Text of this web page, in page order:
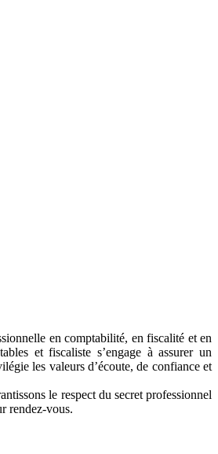
en comptabilité, en fiscalité et en
et fiscaliste s’engage à assurer un
les valeurs d’écoute, de confiance et
le respect du secret professionnel
rendez-vous.